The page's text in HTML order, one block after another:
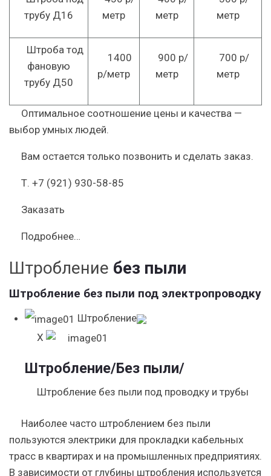
трубу Д16
метр
метр
метр
Штроба тод
фановую
трубу Д50
1400
р/метр
900 р/
метр
700 р/
метр
Оптимальное соотношение цены и качества —
выбор умных людей.
Вам остается только позвонить и сделать заказ.
Т. +7 (921) 930-58-85
Заказать
Подробнее…
Штробление без пыли
Штробление без пыли под электропроводку
Штробление
X
Штробление/Без пыли/
Штробление без пыли под проводку и трубы
Наиболее часто штроблением без пыли
пользуются электрики для прокладки кабельных
трасс в квартирах и на промышленных предприятиях.
В зависимости от глубины штробления используется